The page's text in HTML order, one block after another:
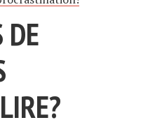
DE